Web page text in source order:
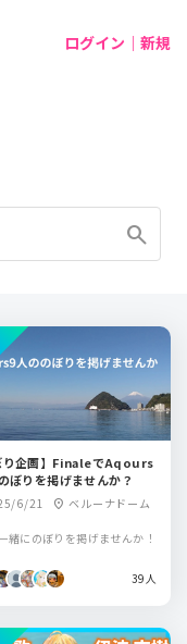
ログイン｜新規
search
り企画】FinaleでAqours
ぼりを掲げませんか？
6/21 location_on ベルーナドーム
緒にのぼりを掲げませんか！
39人